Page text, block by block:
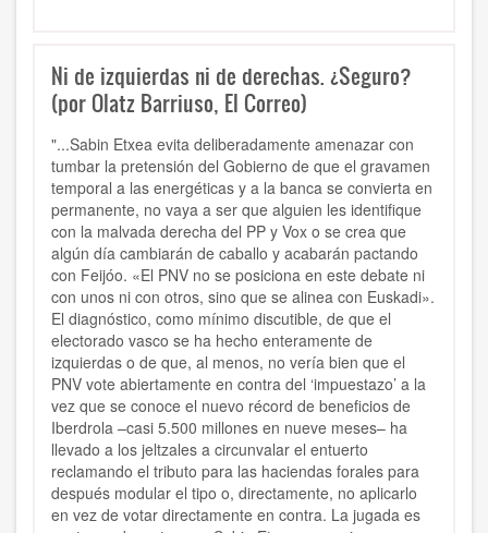
Ni de izquierdas ni de derechas. ¿Seguro?
(por Olatz Barriuso, El Correo)
"...Sabin Etxea evita deliberadamente amenazar con
tumbar la pretensión del Gobierno de que el gravamen
temporal a las energéticas y a la banca se convierta en
permanente, no vaya a ser que alguien les identifique
con la malvada derecha del PP y Vox o se crea que
algún día cambiarán de caballo y acabarán pactando
con Feijóo. «El PNV no se posiciona en este debate ni
con unos ni con otros, sino que se alinea con Euskadi».
El diagnóstico, como mínimo discutible, de que el
electorado vasco se ha hecho enteramente de
izquierdas o de que, al menos, no vería bien que el
PNV vote abiertamente en contra del ‘impuestazo’ a la
vez que se conoce el nuevo récord de beneficios de
Iberdrola –casi 5.500 millones en nueve meses– ha
llevado a los jeltzales a circunvalar el entuerto
reclamando el tributo para las haciendas forales para
después modular el tipo o, directamente, no aplicarlo
en vez de votar directamente en contra. La jugada es